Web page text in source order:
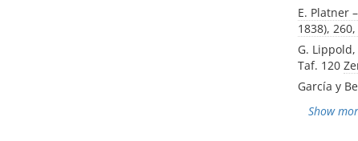
E. Platner
1838),
G.
Taf. 120
García y
Show